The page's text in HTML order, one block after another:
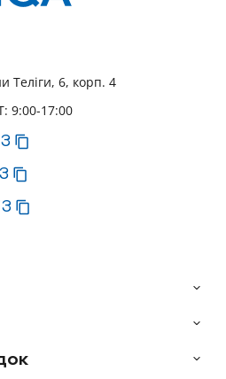
Теліги, 6, корп. 4
9:00-17:00